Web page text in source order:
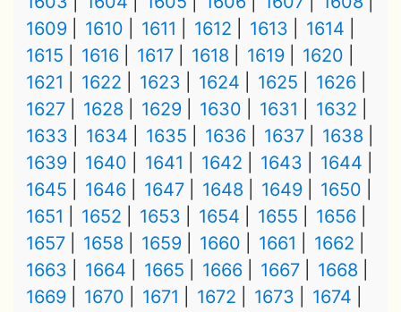
1609
1610 1611 1612 1613
1614
1615
1616 1617 1618 1619
1620
1621
1622 1623 1624 1625
1626
1627
1628 1629 1630 1631
1632
1633
1634 1635 1636 1637
1638
1639
1640 1641 1642 1643
1644
1645
1646 1647 1648 1649
1650
1651
1652 1653 1654 1655
1656
1657
1658 1659 1660 1661
1662
1663
1664 1665 1666 1667
1668
1669
1670 1671 1672 1673
1674